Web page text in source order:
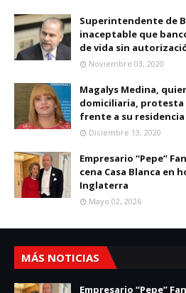
Superintendente de
inaceptable que
de vida sin
Noviembre 03, 2020
Magalys Medina,
domiciliaria, protesta
frente a su residencia
Diciembre 13, 2020
Empresario “Pepe”
cena Casa Blanca en
Inglaterra
Mayo 02, 2026
MÁS NOTICIAS
Empresario “Pepe”